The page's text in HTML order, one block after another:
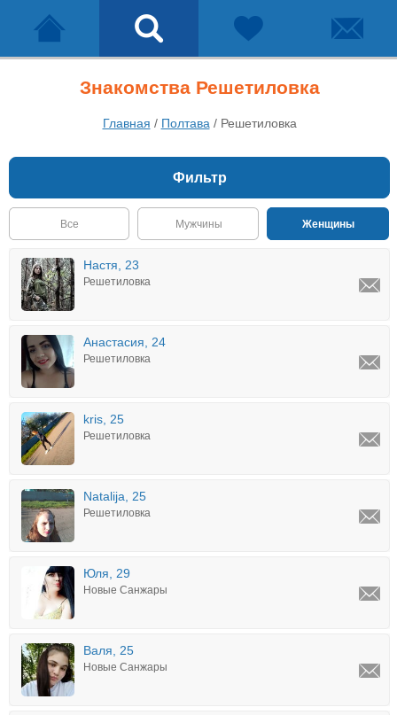
Знакомства Решетиловка
Главная / Полтава / Решетиловка
Фильтр
Все Мужчины Женщины
Настя, 23
Решетиловка
Анастасия, 24
Решетиловка
kris, 25
Решетиловка
Natalija, 25
Решетиловка
Юля, 29
Новые Санжары
Валя, 25
Новые Санжары